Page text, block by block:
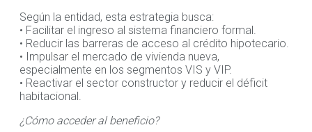
Según la entidad, esta estrategia busca:
• Facilitar el ingreso al sistema financiero formal.
• Reducir las barreras de acceso al crédito hipotecario.
• Impulsar el mercado de vivienda nueva,
especialmente en los segmentos VIS y VIP.
• Reactivar el sector constructor y reducir el déficit
habitacional.
¿Cómo acceder al beneficio?